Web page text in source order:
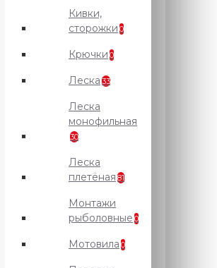
Кивки,
сторожки 0
Крючки 0
Леска 33
Леска
монофильная
30
Леска
плетёная 81
Монтажи
рыболовные 0
Мотовила 0